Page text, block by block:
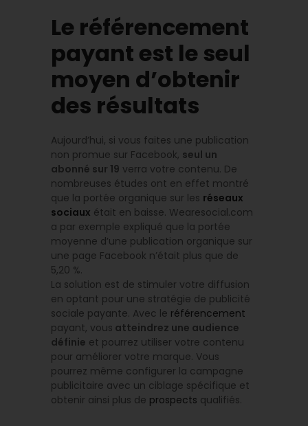
Le référencement
payant est le seul
moyen d’obtenir
des résultats
Aujourd’hui, si vous faites une publication
non promue sur Facebook, seul un
abonné sur 19 verra votre contenu. De
nombreuses études ont en effet montré
que la portée organique sur les réseaux
sociaux était en baisse. Wearesocial.com
a par exemple expliqué que la portée
moyenne d’une publication organique sur
une page Facebook n’était plus que de
5,20 %.
La solution est de stimuler votre diffusion
en optant pour une stratégie de publicité
sociale payante. Avec le référencement
payant, vous atteindrez une audience
définie et pourrez utiliser votre contenu
pour améliorer votre marque. Vous
pourrez même configurer la campagne
publicitaire avec un ciblage spécifique et
obtenir ainsi plus de prospects qualifiés.